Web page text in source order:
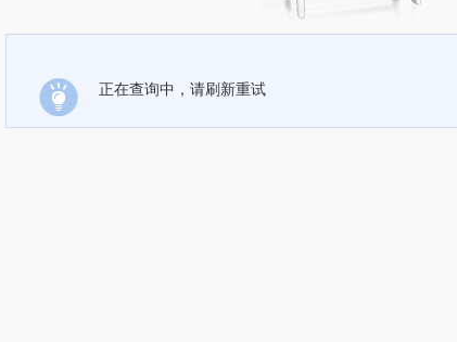
正在查询中，请刷新重试